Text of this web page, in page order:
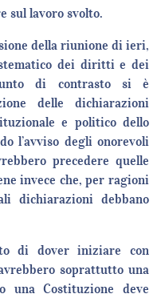
sul lavoro svolto.
della riunione di ieri,
dei diritti e dei
di contrasto si è
delle dichiarazioni
e politico dello
l’avviso degli onorevoli
precedere quelle
invece che, per ragioni
dichiarazioni debbano
di dover iniziare con
soprattutto una
una Costituzione deve